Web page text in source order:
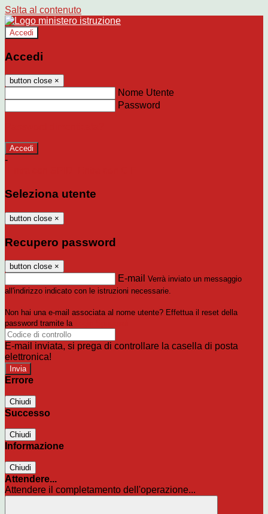
Salta al contenuto
Accedi
Accedi
button close ×
Nome Utente
Password
-
Seleziona utente
button close ×
Recupero password
button close ×
E-mail Verrà inviato un messaggio
all'indirizzo indicato con le istruzioni necessarie.
Non hai una e-mail associata al nome utente? Effettua il reset della
password tramite la
E-mail inviata, si prega di controllare la casella di posta
elettronica!
Errore
Chiudi
Successo
Chiudi
Informazione
Chiudi
Attendere...
Attendere il completamento dell'operazione...